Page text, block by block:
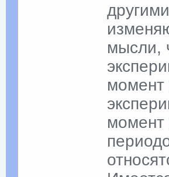
мысли,
момент
момент